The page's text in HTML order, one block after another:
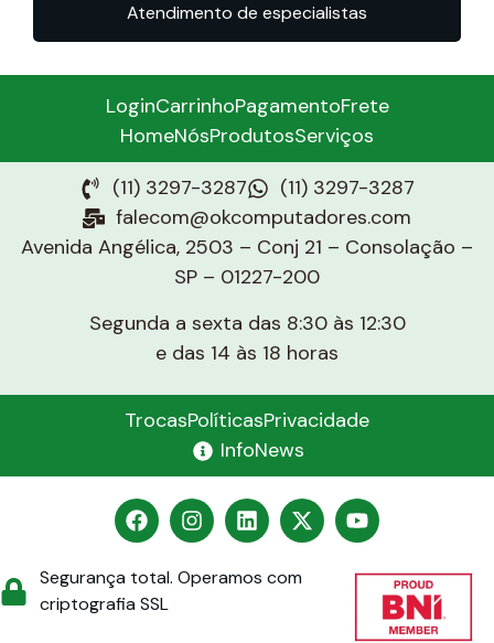
Atendimento de especialistas
LoginCarrinhoPagamentoFrete
HomeNósProdutosServiços
(11) 3297-3287
(11) 3297-3287
falecom@okcomputadores.com
Avenida Angélica, 2503 – Conj 21 – Consolação –
SP – 01227-200
Segunda a sexta das 8:30 às 12:30
e das 14 às 18 horas
TrocasPolíticasPrivacidade
InfoNews
Segurança total. Operamos com
criptografia SSL